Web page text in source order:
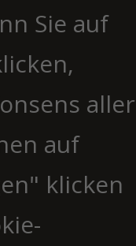
Sie auf
aller
auf
klicken